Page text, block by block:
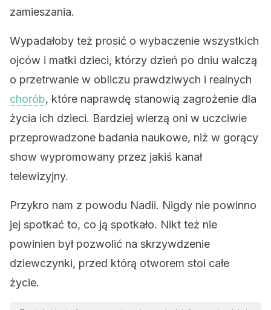
zamieszania.
Wypadałoby też prosić o wybaczenie wszystkich
ojców i matki dzieci, którzy dzień po dniu walczą
o przetrwanie w obliczu prawdziwych i realnych
chorób, które naprawdę stanowią zagrożenie dla
życia ich dzieci. Bardziej wierzą oni w uczciwie
przeprowadzone badania naukowe, niż w gorący
show wypromowany przez jakiś kanał
telewizyjny.
Przykro nam z powodu Nadii. Nigdy nie powinno
jej spotkać to, co ją spotkało. Nikt też nie
powinien był pozwolić na skrzywdzenie
dziewczynki, przed którą otworem stoi całe
życie.